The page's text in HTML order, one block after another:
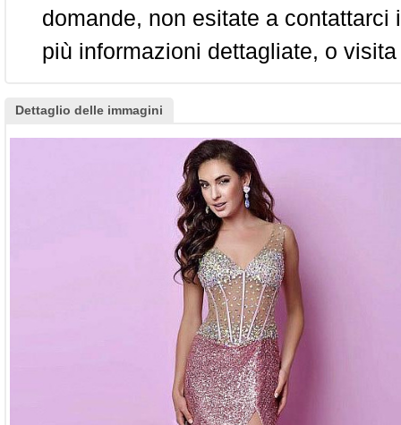
domande, non esitate a
più informazioni dettagliate, o
Dettaglio delle immagini